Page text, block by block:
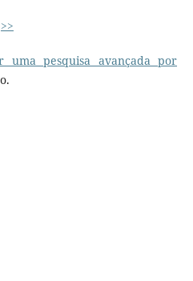
>>
uma pesquisa avançada por